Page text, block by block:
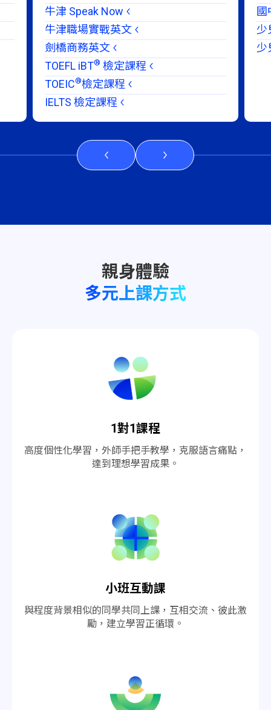
牛津 Speak Now
牛津職場實戰英文
劍橋商務英文
TOEFL iBT® 檢定課程
TOEIC®檢定課程
IELTS 檢定課程
國
少
少
多元上課方式
1對1課程
高度個性化學習，外師手把手教學，克服語言痛點，
達到理想學習成果。
小班互動課
與程度背景相似的同學共同上課，互相交流、彼此激
勵，建立學習正循環。